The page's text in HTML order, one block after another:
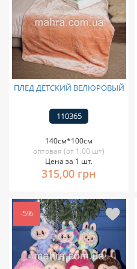
ПЛЕД ДЕТСКИЙ ВЕЛЮРОВЫЙ
110365
140см*100см
оптовая (от 1.00 шт)
Цена за 1 шт.
315,00 грн
-5%